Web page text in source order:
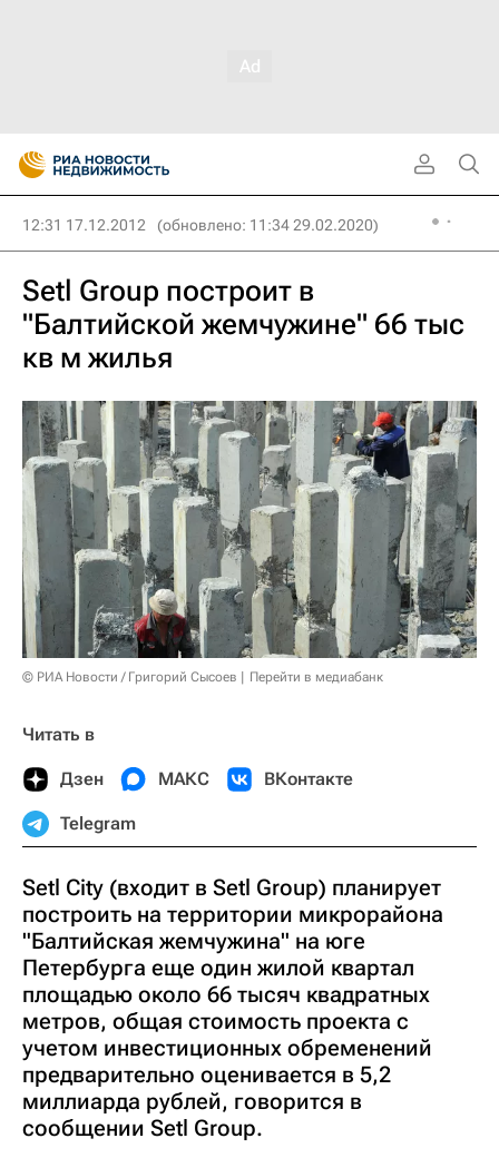
12:31 17.12.2012 (обновлено: 11:34 29.02.2020)
Setl Group построит в
"Балтийской жемчужине" 66 тыс
кв м жилья
© РИА Новости / Григорий Сысоев Перейти в медиабанк
Читать в
Дзен МАКС ВКонтакте
Telegram
Setl City (входит в Setl Group) планирует
построить на территории микрорайона
"Балтийская жемчужина" на юге
Петербурга еще один жилой квартал
площадью около 66 тысяч квадратных
метров, общая стоимость проекта с
учетом инвестиционных обременений
предварительно оценивается в 5,2
миллиарда рублей, говорится в
сообщении Setl Group.